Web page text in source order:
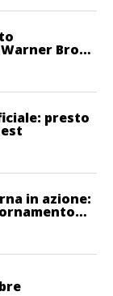
Bros
presto
in azione: